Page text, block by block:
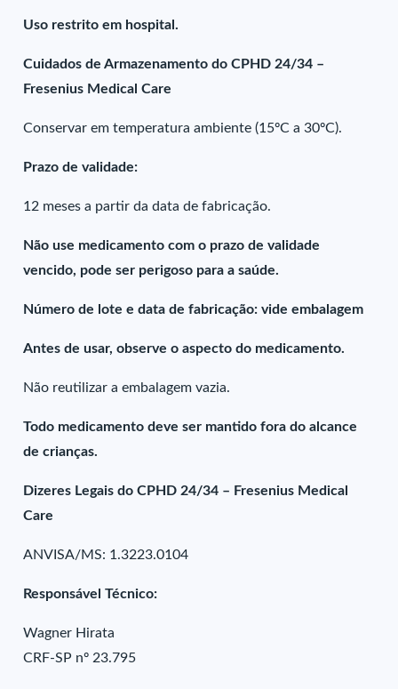
Uso restrito em hospital.
Cuidados de Armazenamento do CPHD 24/34 –
Fresenius Medical Care
Conservar em temperatura ambiente (15ºC a 30ºC).
Prazo de validade:
12 meses a partir da data de fabricação.
Não use medicamento com o prazo de validade
vencido, pode ser perigoso para a saúde.
Número de lote e data de fabricação: vide embalagem
Antes de usar, observe o aspecto do medicamento.
Não reutilizar a embalagem vazia.
Todo medicamento deve ser mantido fora do alcance
de crianças.
Dizeres Legais do CPHD 24/34 – Fresenius Medical
Care
ANVISA/MS: 1.3223.0104
Responsável Técnico:
Wagner Hirata
CRF-SP nº 23.795